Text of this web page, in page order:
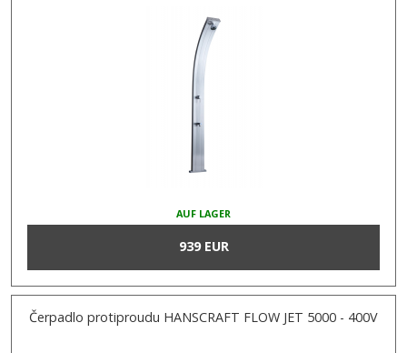
AUF LAGER
939 EUR
Čerpadlo protiproudu HANSCRAFT FLOW JET 5000 - 400V